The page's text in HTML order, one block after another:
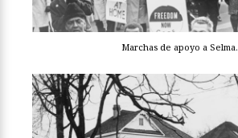
Marchas de apoyo a Selma.